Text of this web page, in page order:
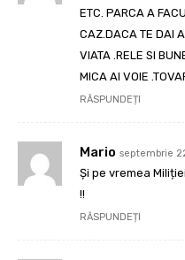
ETC. PARCA A
CAZ.DACA TE DAI
VIATA .RELE SI
MICA AI VOIE
RĂSPUNDEȚI
Mario septembrie
Și pe vremea
!!
RĂSPUNDEȚI